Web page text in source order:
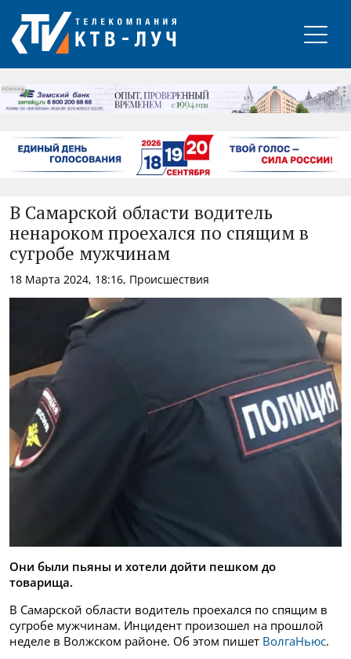
РЕКЛАМА
В Самарской области водитель
ненароком проехался по спящим в
сугробе мужчинам
18 Марта 2024, 18:16, Происшествия
Они были пьяны и хотели дойти пешком до
товарища.
В Самарской области водитель проехался по спящим в
сугробе мужчинам. Инцидент произошел на прошлой
неделе в Волжском районе. Об этом пишет ВолгаНьюс.